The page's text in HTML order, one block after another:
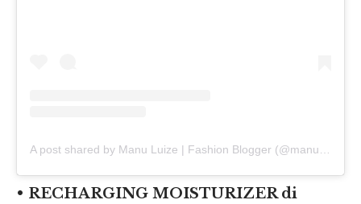
• RECHARGING MOISTURIZER di